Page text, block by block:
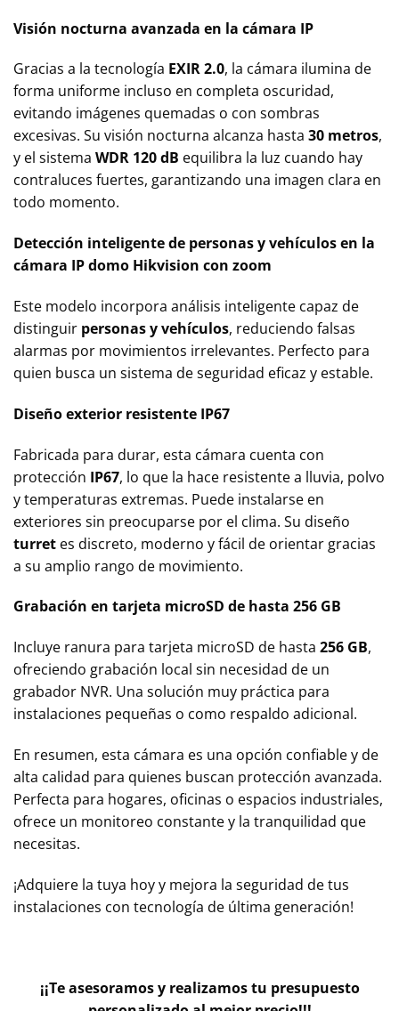
Visión nocturna avanzada en la cámara IP
Gracias a la tecnología EXIR 2.0, la cámara ilumina de
forma uniforme incluso en completa oscuridad,
evitando imágenes quemadas o con sombras
excesivas. Su visión nocturna alcanza hasta 30 metros,
y el sistema WDR 120 dB equilibra la luz cuando hay
contraluces fuertes, garantizando una imagen clara en
todo momento.
Detección inteligente de personas y vehículos en la
cámara IP domo Hikvision con zoom
Este modelo incorpora análisis inteligente capaz de
distinguir personas y vehículos, reduciendo falsas
alarmas por movimientos irrelevantes. Perfecto para
quien busca un sistema de seguridad eficaz y estable.
Diseño exterior resistente IP67
Fabricada para durar, esta cámara cuenta con
protección IP67, lo que la hace resistente a lluvia, polvo
y temperaturas extremas. Puede instalarse en
exteriores sin preocuparse por el clima. Su diseño
turret es discreto, moderno y fácil de orientar gracias
a su amplio rango de movimiento.
Grabación en tarjeta microSD de hasta 256 GB
Incluye ranura para tarjeta microSD de hasta 256 GB,
ofreciendo grabación local sin necesidad de un
grabador NVR. Una solución muy práctica para
instalaciones pequeñas o como respaldo adicional.
En resumen, esta cámara es una opción confiable y de
alta calidad para quienes buscan protección avanzada.
Perfecta para hogares, oficinas o espacios industriales,
ofrece un monitoreo constante y la tranquilidad que
necesitas.
¡Adquiere la tuya hoy y mejora la seguridad de tus
instalaciones con tecnología de última generación!
¡¡Te asesoramos y realizamos tu presupuesto